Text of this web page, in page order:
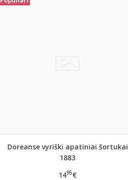
Doreanse vyriški apatiniai šortukai
1883
1495€